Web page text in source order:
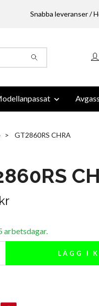
Snabba leveranser /
GT2860RS CHRA
arbetsdagar.
LÄGG I